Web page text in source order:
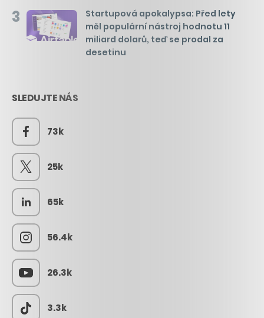
3
Startupová apokalypsa: Před lety
měl populární nástroj hodnotu 11
miliard dolarů, teď se prodal za
desetinu
SLEDUJTE NÁS
73k
25k
65k
56.4k
26.3k
3.3k